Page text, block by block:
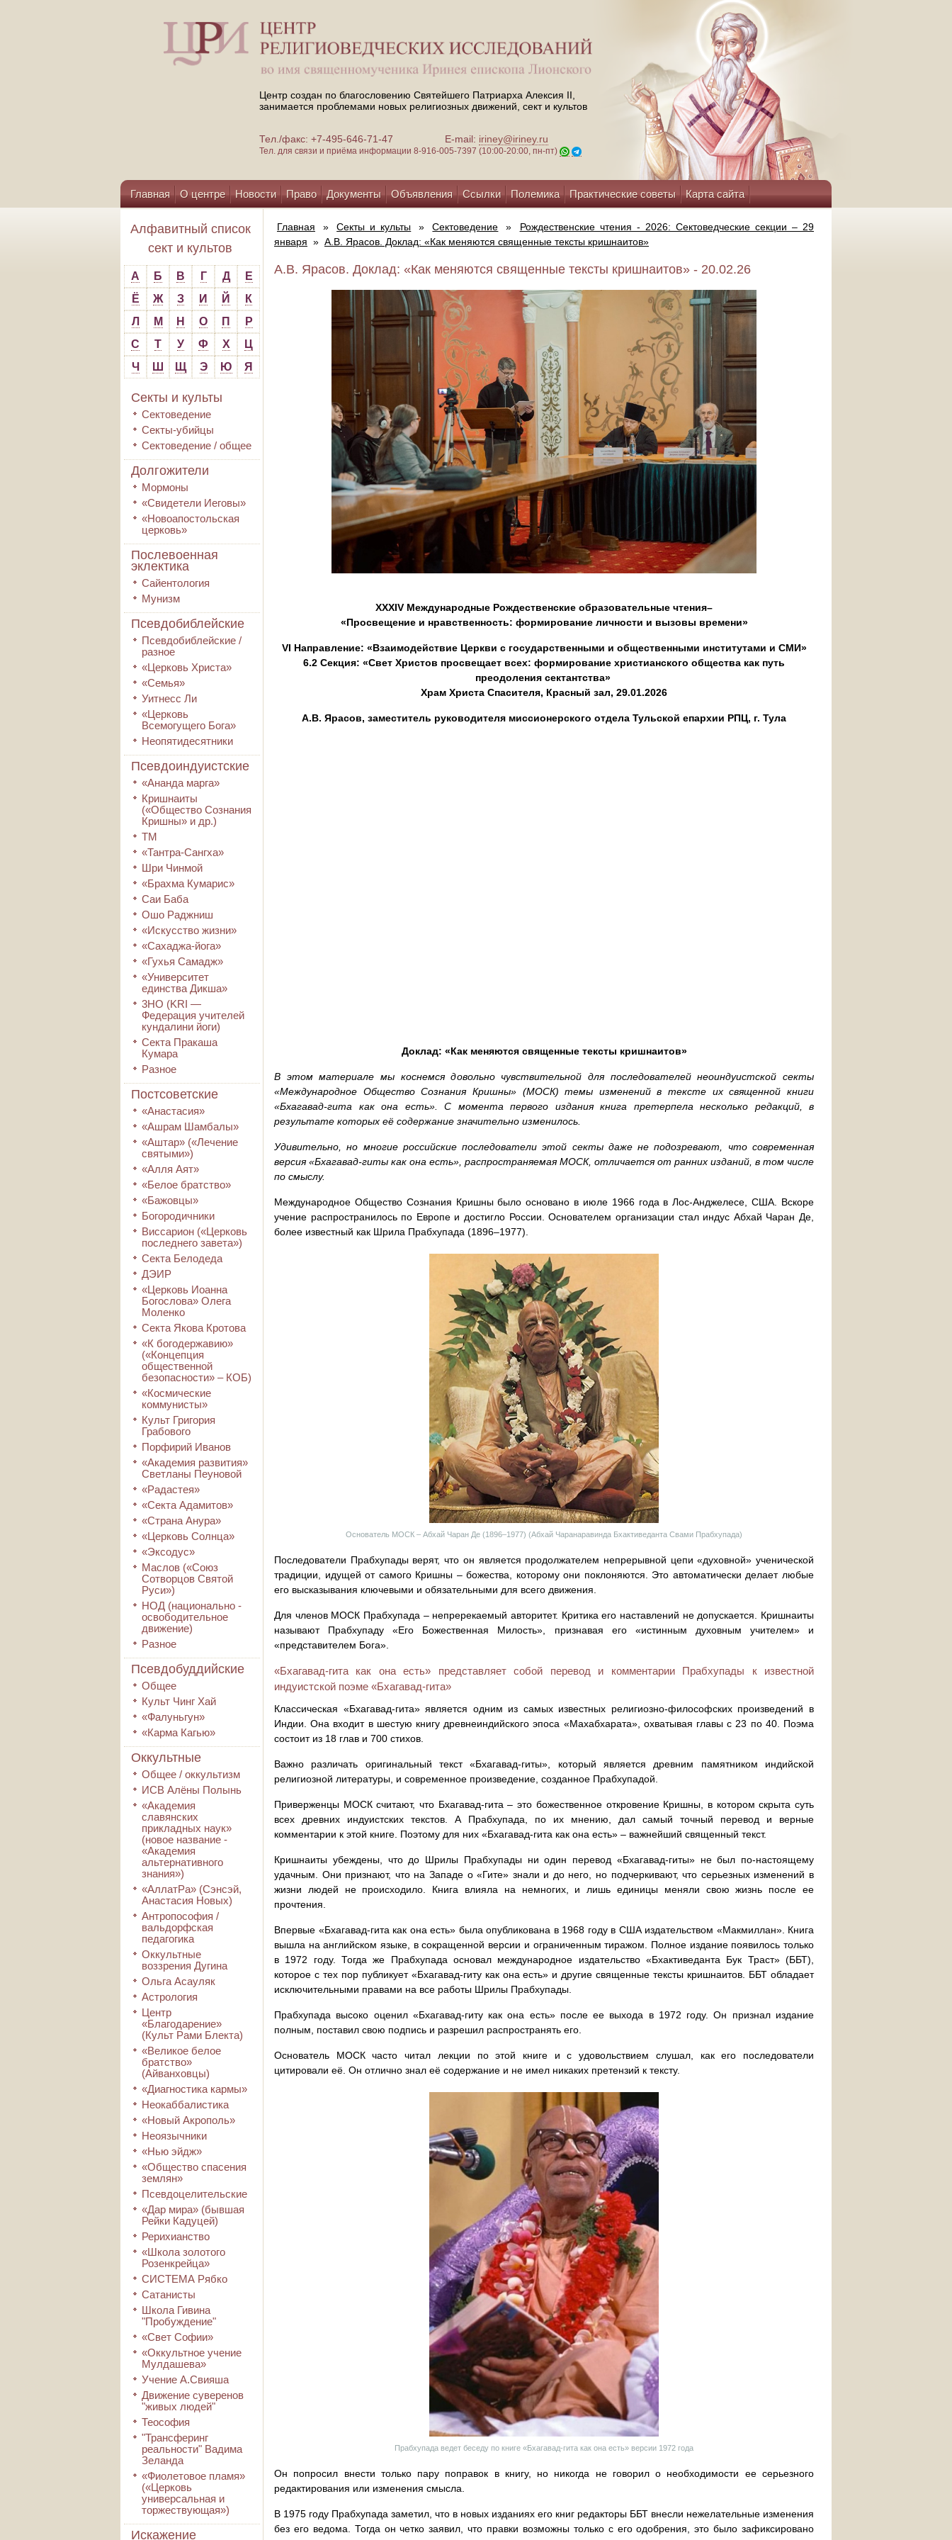
Центр создан по благословению Святейшего Патриарха Алексия II,
занимается проблемами новых религиозных движений, сект и культов
Тел./факс: +7-495-646-71-47 E-mail: iriney@iriney.ru
Тел. для связи и приёма информации 8-916-005-7397 (10:00-20:00, пн-пт)
Главная О центре Новости Право Документы Объявления Ссылки Полемика Практические советы Карта сайта
Помощь центру
Алфавитный список
сект и культов
А Б В Г Д
Е
Ё
Ж З И Й
К
Л
М Н О П
Р
С
Т У Ф Х
Ц
Ч
Ш Щ Э Ю Я
Секты и культы
Сектоведение
Секты-убийцы
Сектоведение / общее
Долгожители
Мормоны
«Свидетели Иеговы»
«Новоапостольская
церковь»
Послевоенная
эклектика
Сайентология
Мунизм
Псевдобиблейские
Псевдобиблейские /
разное
«Церковь Христа»
«Семья»
Уитнесс Ли
«Церковь
Всемогущего Бога»
Неопятидесятники
Псевдоиндуистские
«Ананда марга»
Кришнаиты
(«Общество Сознания
Кришны» и др.)
ТМ
«Тантра-Сангха»
Шри Чинмой
«Брахма Кумарис»
Саи Баба
Ошо Раджниш
«Искусство жизни»
«Сахаджа-йога»
«Гухья Самадж»
«Университет
единства Дикша»
3HO (KRI ―
Федерация учителей
кундалини йоги)
Секта Пракаша
Кумара
Разное
Постсоветские
«Анастасия»
«Ашрам Шамбалы»
«Аштар» («Лечение
святыми»)
«Алля Аят»
«Белое братство»
«Бажовцы»
Богородичники
Виссарион («Церковь
последнего завета»)
Секта Белодеда
ДЭИР
«Церковь Иоанна
Богослова» Олега
Моленко
Секта Якова Кротова
«К богодержавию»
(«Концепция
общественной
безопасности» – КОБ)
«Космические
коммунисты»
Культ Григория
Грабового
Порфирий Иванов
«Академия развития»
Светланы Пеуновой
«Радастея»
«Секта Адамитов»
«Страна Анура»
«Церковь Солнца»
«Эксодус»
Маслов («Союз
Сотворцов Святой
Руси»)
НОД (национально -
освободительное
движение)
Разное
Псевдобуддийские
Общее
Культ Чинг Хай
«Фалуньгун»
«Карма Кагью»
Оккультные
Общее / оккультизм
ИСВ Алёны Полынь
«Академия
славянских
прикладных наук»
(новое название -
«Академия
альтернативного
знания»)
«АллатРа» (Сэнсэй,
Анастасия Новых)
Антропософия /
вальдорфская
педагогика
Оккультные
воззрения Дугина
Ольга Асауляк
Астрология
Центр
«Благодарение»
(Культ Рами Блекта)
«Великое белое
братство»
(Айванховцы)
«Диагностика кармы»
Неокаббалистика
«Новый Акрополь»
Неоязычники
«Нью эйдж»
«Общество спасения
землян»
Псевдоцелительские
«Дар мира» (бывшая
Рейки Кадуцей)
Рерихианство
«Школа золотого
Розенкрейца»
СИСТЕМА Рябко
Сатанисты
Школа Гивина
"Пробуждение"
«Свет Софии»
«Оккультное учение
Мулдашева»
Учение А.Свияша
Движение суверенов
"живых людей"
Теософия
"Трансферинг
реальности" Вадима
Зеланда
«Фиолетовое пламя»
(«Церковь
универсальная и
торжествующая»)
Искажение
Главная » Секты и культы » Сектоведение »
Рождественские чтения - 2026: Cектоведческие секции – 29
января » А.В. Ярасов. Доклад: «Как меняются священные тексты кришнаитов»
А.В. Ярасов. Доклад: «Как меняются священные тексты кришнаитов» - 20.02.26
ХХXIV Международные Рождественские образовательные чтения–
«Просвещение и нравственность: формирование личности и вызовы времени»
VI Направление: «Взаимодействие Церкви с государственными и общественными институтами и СМИ»
6.2 Секция: «Свет Христов просвещает всех: формирование христианского общества как путь
преодоления сектантства»
Храм Христа Спасителя, Красный зал, 29.01.2026
А.В. Ярасов, заместитель руководителя миссионерского отдела Тульской епархии РПЦ, г. Тула
Доклад: «Как меняются священные тексты кришнаитов»
В этом материале мы коснемся довольно чувствительной для последователей неоиндуистской секты
«Международное Общество Сознания Кришны» (МОСК) темы изменений в тексте их священной книги
«Бхагавад-гита как она есть». С момента первого издания книга претерпела несколько редакций, в
результате которых её содержание значительно изменилось.
Удивительно, но многие российские последователи этой секты даже не подозревают, что современная
версия «Бхагавад-гиты как она есть», распространяемая МОСК, отличается от ранних изданий, в том числе
по смыслу.
Международное Общество Сознания Кришны было основано в июле 1966 года в Лос-Анджелесе, США. Вскоре
учение распространилось по Европе и достигло России. Основателем организации стал индус Абхай Чаран Де,
более известный как Шрила Прабхупада (1896–1977).
Основатель МОСК – Абхай Чаран Де (1896–1977) (Абхай Чаранаравинда Бхактиведанта Свами Прабхупада)
Последователи Прабхупады верят, что он является продолжателем непрерывной цепи «духовной» ученической
традиции, идущей от самого Кришны – божества, которому они поклоняются. Это автоматически делает любые
его высказывания ключевыми и обязательными для всего движения.
Для членов МОСК Прабхупада – непререкаемый авторитет. Критика его наставлений не допускается. Кришнаиты
называют Прабхупаду «Его Божественная Милость», признавая его «истинным духовным учителем» и
«представителем Бога».
«Бхагавад-гита как она есть» представляет собой перевод и комментарии Прабхупады к известной
индуистской поэме «Бхагавад-гита»
Классическая «Бхагавад-гита» является одним из самых известных религиозно-философских произведений в
Индии. Она входит в шестую книгу древнеиндийского эпоса «Махабхарата», охватывая главы с 23 по 40. Поэма
состоит из 18 глав и 700 стихов.
Важно различать оригинальный текст «Бхагавад-гиты», который является древним памятником индийской
религиозной литературы, и современное произведение, созданное Прабхупадой.
Приверженцы МОСК считают, что Бхагавад-гита – это божественное откровение Кришны, в котором скрыта суть
всех древних индуистских текстов. А Прабхупада, по их мнению, дал самый точный перевод и верные
комментарии к этой книге. Поэтому для них «Бхагавад-гита как она есть» – важнейший священный текст.
Кришнаиты убеждены, что до Шрилы Прабхупады ни один перевод «Бхагавад-гиты» не был по-настоящему
удачным. Они признают, что на Западе о «Гите» знали и до него, но подчеркивают, что серьезных изменений в
жизни людей не происходило. Книга влияла на немногих, и лишь единицы меняли свою жизнь после ее
прочтения.
Впервые «Бхагавад-гита как она есть» была опубликована в 1968 году в США издательством «Макмиллан». Книга
вышла на английском языке, в сокращенной версии и ограниченным тиражом. Полное издание появилось только
в 1972 году. Тогда же Прабхупада основал международное издательство «Бхактиведанта Бук Траст» (ББТ),
которое с тех пор публикует «Бхагавад-гиту как она есть» и другие священные тексты кришнаитов. ББТ обладает
исключительными правами на все работы Шрилы Прабхупады.
Прабхупада высоко оценил «Бхагавад-гиту как она есть» после ее выхода в 1972 году. Он признал издание
полным, поставил свою подпись и разрешил распространять его.
Основатель МОСК часто читал лекции по этой книге и с удовольствием слушал, как его последователи
цитировали её. Он отлично знал её содержание и не имел никаких претензий к тексту.
Прабхупада ведет беседу по книге «Бхагавад-гита как она есть» версии 1972 года
Он попросил внести только пару поправок в книгу, но никогда не говорил о необходимости ее серьезного
редактирования или изменения смысла.
В 1975 году Прабхупада заметил, что в новых изданиях его книг редакторы ББТ внесли нежелательные изменения
без его ведома. Тогда он четко заявил, что правки возможны только с его одобрения, это было зафиксировано